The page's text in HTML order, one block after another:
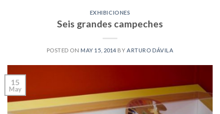
EXHIBICIONES
Seis grandes campeches
POSTED ON MAY 15, 2014 BY ARTURO DÁVILA
15
May